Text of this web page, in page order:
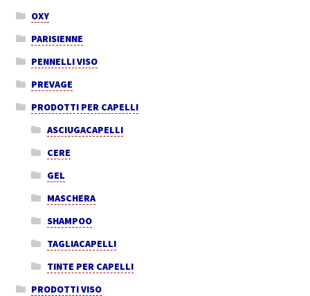
OXY
PARISIENNE
PENNELLI VISO
PREVAGE
PRODOTTI PER CAPELLI
ASCIUGACAPELLI
CERE
GEL
MASCHERA
SHAMPOO
TAGLIACAPELLI
TINTE PER CAPELLI
PRODOTTI VISO